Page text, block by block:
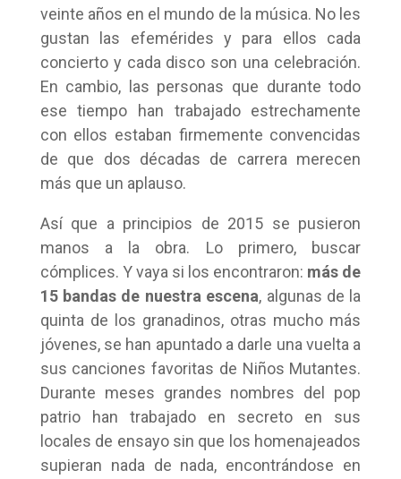
veinte años en el mundo de la música. No les
gustan las efemérides y para ellos cada
concierto y cada disco son una celebración.
En cambio, las personas que durante todo
ese tiempo han trabajado estrechamente
con ellos estaban firmemente convencidas
de que dos décadas de carrera merecen
más que un aplauso.
Así que a principios de 2015 se pusieron
manos a la obra. Lo primero, buscar
cómplices. Y vaya si los encontraron: más de
15 bandas de nuestra escena, algunas de la
quinta de los granadinos, otras mucho más
jóvenes, se han apuntado a darle una vuelta a
sus canciones favoritas de Niños Mutantes.
Durante meses grandes nombres del pop
patrio han trabajado en secreto en sus
locales de ensayo sin que los homenajeados
supieran nada de nada, encontrándose en